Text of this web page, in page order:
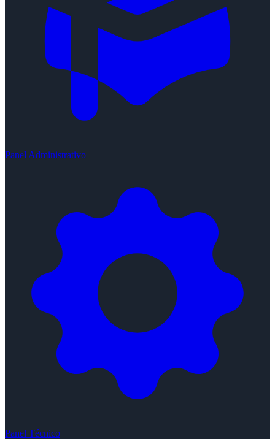
Panel Administrativo
Panel Técnico